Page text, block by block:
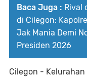
Baca Juga : Rival
di Cilegon:
Jak Mania Demi
Presiden 2026
Cilegon -